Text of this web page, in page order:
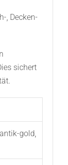
, Decken-
sichert
gold,